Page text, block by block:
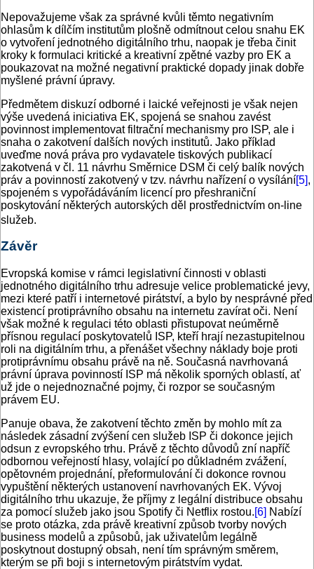
Nepovažujeme však za správné kvůli těmto negativním
ohlasům k dílčím institutům plošně odmítnout celou snahu EK
o vytvoření jednotného digitálního trhu, naopak je třeba činit
kroky k formulaci kritické a kreativní zpětné vazby pro EK a
poukazovat na možné negativní praktické dopady jinak dobře
myšlené právní úpravy.
Předmětem diskuzí odborné i laické veřejnosti je však nejen
výše uvedená iniciativa EK, spojená se snahou zavést
povinnost implementovat filtrační mechanismy pro ISP, ale i
snaha o zakotvení dalších nových institutů. Jako příklad
uveďme nová práva pro vydavatele tiskových publikací
zakotvená v čl. 11 návrhu Směrnice DSM či celý balík nových
práv a povinností zakotvený v tzv. návrhu nařízení o vysílání[5],
spojeném s vypořádáváním licencí pro přeshraniční
poskytování některých autorských děl prostřednictvím on-line
služeb.
Závěr
Evropská komise v rámci legislativní činnosti v oblasti
jednotného digitálního trhu adresuje velice problematické jevy,
mezi které patří i internetové pirátství, a bylo by nesprávné před
existencí protiprávního obsahu na internetu zavírat oči. Není
však možné k regulaci této oblasti přistupovat neúměrně
přísnou regulací poskytovatelů ISP, kteří hrají nezastupitelnou
roli na digitálním trhu, a přenášet všechny náklady boje proti
protiprávnímu obsahu právě na ně. Současná navrhovaná
právní úprava povinností ISP má několik sporných oblastí, ať
už jde o nejednoznačné pojmy, či rozpor se současným
právem EU.
Panuje obava, že zakotvení těchto změn by mohlo mít za
následek zásadní zvýšení cen služeb ISP či dokonce jejich
odsun z evropského trhu. Právě z těchto důvodů zní napříč
odbornou veřejností hlasy, volající po důkladném zvážení,
opětovném projednání, přeformulování či dokonce rovnou
vypuštění některých ustanovení navrhovaných EK. Vývoj
digitálního trhu ukazuje, že příjmy z legální distribuce obsahu
za pomocí služeb jako jsou Spotify či Netflix rostou.[6] Nabízí
se proto otázka, zda právě kreativní způsob tvorby nových
business modelů a způsobů, jak uživatelům legálně
poskytnout dostupný obsah, není tím správným směrem,
kterým se při boji s internetovým pirátstvím vydat.